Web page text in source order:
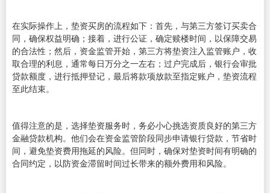
在实际操作上，垫资买房的流程如下：首先，与第三方签订买卖合
同，确保权益明确；接着，进行公证，确定赎楼时间，以保障交易
的合法性；然后，资金监管开始，第三方将垫资注入监管账户，收
取合理的利息，通常每日万分之一左右；过户完成后，银行会审批
贷款额度，进行抵押登记，最后将款项放款至指定账户，垫资流程
至此结束。
值得注意的是，选择垫资服务时，务必小心挑选资质良好的第三方
金融贷款机构。他们会在资金监管阶段同步申请银行贷款，节省时
间，避免垫资费用拖延的风险。但同时，确保对垫资时间有明确的
合同约定，以防资金滞留时间过长带来的额外费用和风险。